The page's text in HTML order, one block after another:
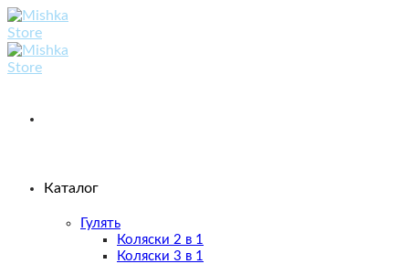
Skip
to
content
Каталог
Гулять
Коляски 2 в 1
Коляски 3 в 1